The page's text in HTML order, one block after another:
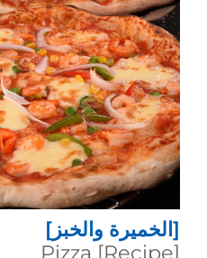
[الخميرة والخبز]
[Recipe] Pizza